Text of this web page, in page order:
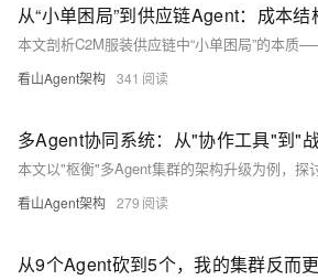
看山Agent架构 341
看山Agent架构 279